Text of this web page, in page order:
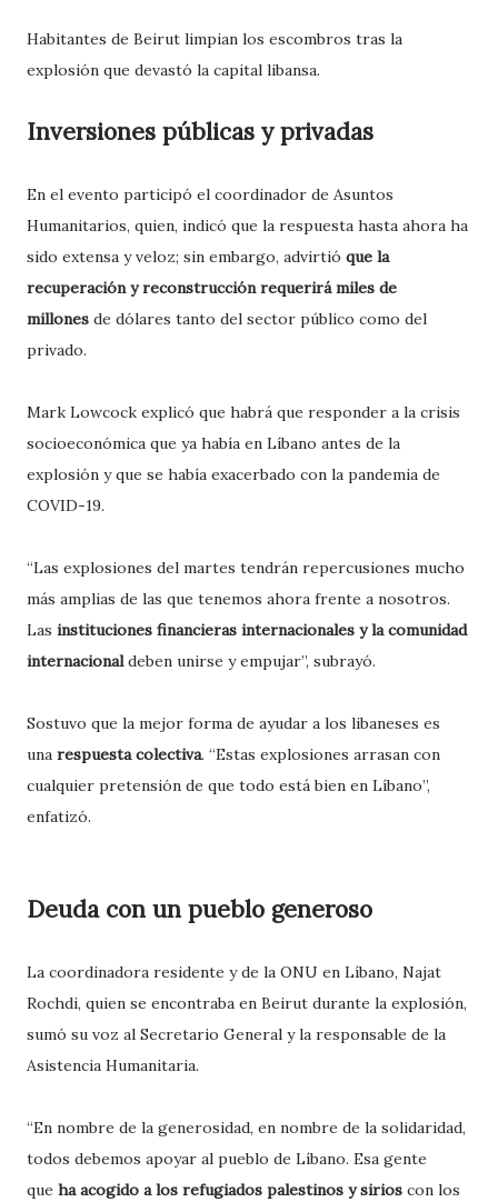
Habitantes de Beirut limpian los escombros tras la
explosión que devastó la capital libansa.
Inversiones públicas y privadas
En el evento participó el coordinador de Asuntos
Humanitarios, quien, indicó que la respuesta hasta ahora ha
sido extensa y veloz; sin embargo, advirtió que la
recuperación y reconstrucción requerirá miles de
millones de dólares tanto del sector público como del
privado.
Mark Lowcock explicó que habrá que responder a la crisis
socioeconómica que ya había en Líbano antes de la
explosión y que se había exacerbado con la pandemia de
COVID-19.
“Las explosiones del martes tendrán repercusiones mucho
más amplias de las que tenemos ahora frente a nosotros.
Las instituciones financieras internacionales y la comunidad
internacionaldeben unirse y empujar”, subrayó.
Sostuvo que la mejor forma de ayudar a los libaneses es
una respuesta colectiva. “Estas explosiones arrasan con
cualquier pretensión de que todo está bien en Líbano”,
enfatizó.
Deuda con un pueblo generoso
La coordinadora residente y de la ONU en Líbano, Najat
Rochdi, quien se encontraba en Beirut durante la explosión,
sumó su voz al Secretario General y la responsable de la
Asistencia Humanitaria.
“En nombre de la generosidad, en nombre de la solidaridad,
todos debemos apoyar al pueblo de Líbano. Esa gente
que ha acogido a los refugiados palestinos y sirios con los